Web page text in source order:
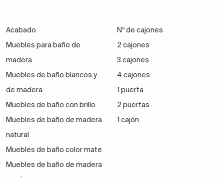
Acabado
Muebles para baño de
madera
Muebles de baño blancos y
de madera
Muebles de baño con brillo
Muebles de baño de madera
natural
Muebles de baño color mate
Muebles de baño de madera
Nº de cajones
2 cajones
3 cajones
4 cajones
1 puerta
2 puertas
1 cajón